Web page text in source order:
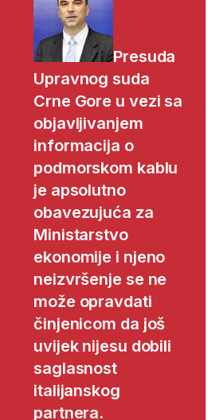
Presuda
Upravnog suda
Crne Gore u vezi sa
objavljivanjem
informacija o
podmorskom kablu
je apsolutno
obavezujuća za
Ministarstvo
ekonomije i njeno
neizvršenje se ne
može opravdati
činjenicom da još
uvijek nijesu dobili
saglasnost
italijanskog
partnera.